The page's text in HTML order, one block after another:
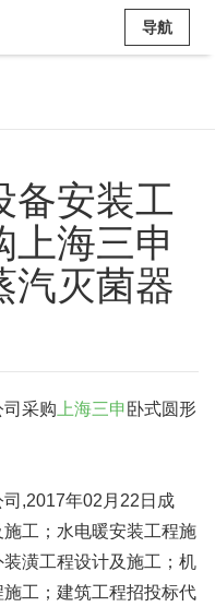
导航
备安装工
上海三申
汽灭菌器
采购 上海三申 卧式圆形
,2017年02月22日成
工；水电暖安装工程施
潢工程设计及施工；机
工；建筑工程招投标代